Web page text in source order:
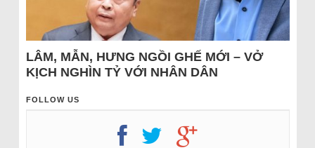
LÂM, MẪN, HƯNG NGỒI GHẾ MỚI – VỞ
KỊCH NGHÌN TỶ VỚI NHÂN DÂN
FOLLOW US